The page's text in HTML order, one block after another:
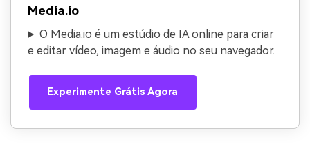
Media.io
O Media.io é um estúdio de IA online para criar
e editar vídeo, imagem e áudio no seu navegador.
Experimente Grátis Agora